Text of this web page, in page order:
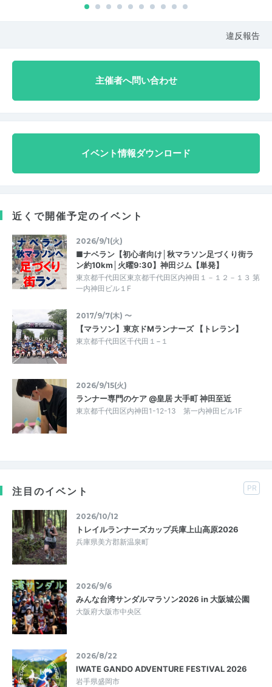
違反報告
主催者へ問い合わせ
イベント情報ダウンロード
近くで開催予定のイベント
2026/9/1(火)
■ナベラン【初心者向け│秋マラソン足づくり街ラ
ン約10km│火曜9:30】神田ジム【単発】
東京都千代田区東京都千代田区内神田１－１２－１３ 第
一内神田ビル１F
2017/9/7(木) 〜
【マラソン】東京ドMランナーズ 【トレラン】
東京都千代田区千代田１−１
2026/9/15(火)
ランナー専門のケア @皇居 大手町 神田至近
東京都千代田区内神田1-12-13 第一内神田ビル1F
注目のイベント PR
2026/10/12
トレイルランナーズカップ兵庫上山高原2026
兵庫県美方郡新温泉町
2026/9/6
みんな台湾サンダルマラソン2026 in 大阪城公園
大阪府大阪市中央区
2026/8/22
IWATE GANDO ADVENTURE FESTIVAL 2026
岩手県盛岡市